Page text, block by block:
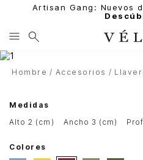
Artisan Gang: Nuevos
Hombre Accesorios
Medidas
alto 2 (cm)
ancho 3 (cm)
Colores